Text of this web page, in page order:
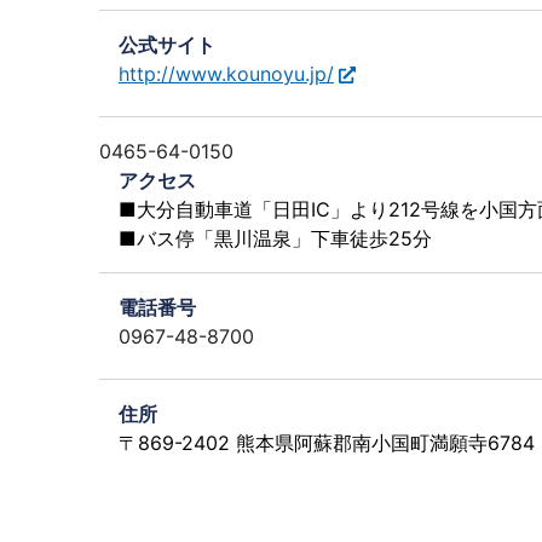
公式サイト
http://www.kounoyu.jp/
0465-64-0150
アクセス
■大分自動車道「日田IC」より212号線を小国
■バス停「黒川温泉」下車徒歩25分
電話番号
0967-48-8700
住所
〒869-2402 熊本県阿蘇郡南小国町満願寺6784